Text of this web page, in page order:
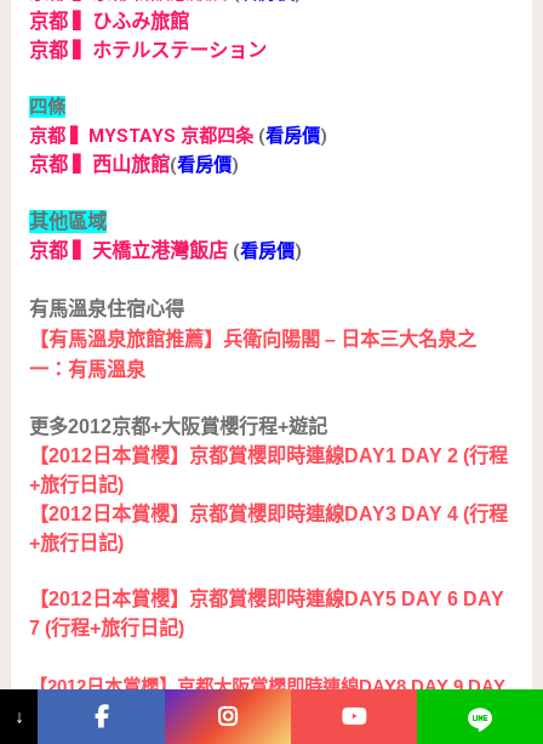
京都 ▍ひふみ旅館
京都 ▍ホテルステーション
四條
京都 ▍MYSTAYS 京都四条 (看房價)
京都 ▍西山旅館(看房價)
其他區域
京都 ▍天橋立港灣飯店 (看房價)
有馬溫泉住宿心得
【有馬溫泉旅館推薦】兵衛向陽閣 – 日本三大名泉之
一：有馬溫泉
更多2012京都+大阪賞櫻行程+遊記
【2012日本賞櫻】京都賞櫻即時連線DAY1 DAY 2 (行程
+旅行日記)
【2012日本賞櫻】京都賞櫻即時連線DAY3 DAY 4 (行程
+旅行日記)
【2012日本賞櫻】京都賞櫻即時連線DAY5 DAY 6 DAY
7 (行程+旅行日記)
【2012日本賞櫻】京都大阪賞櫻即時連線DAY8 DAY 9 DAY
10 (行程+旅行日記)
↓